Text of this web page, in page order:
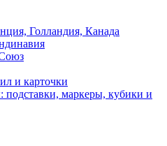
Голландия, Канада
и карточки
подставки, маркеры, кубики и